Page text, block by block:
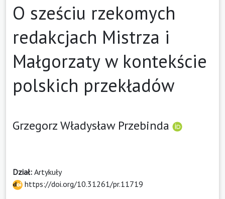
O sześciu rzekomych
redakcjach Mistrza i
Małgorzaty w kontekście
polskich przekładów
Grzegorz Władysław Przebinda
Dział: Artykuły
https://doi.org/10.31261/pr.11719